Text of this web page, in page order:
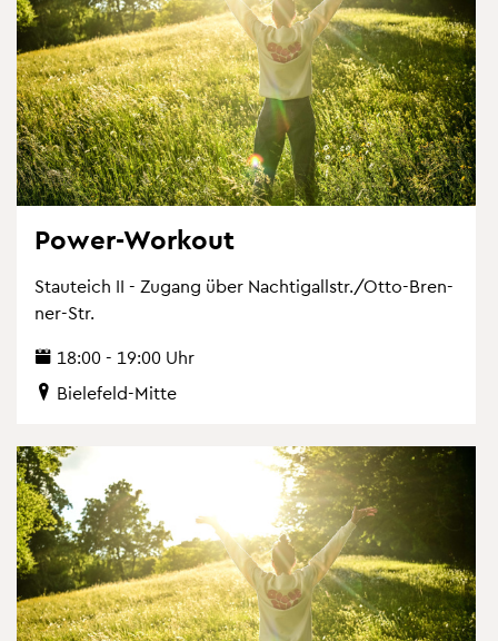
Power-Work­out
Stau­teich II - Zu­gang über Nach­ti­gall­str./Otto-Bren­
ner-Str.
18:00 - 19:00 Uhr
Bie­le­feld-Mitte